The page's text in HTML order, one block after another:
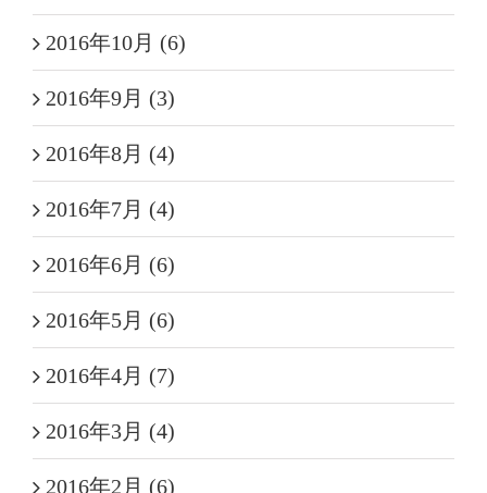
2016年10月 (6)
2016年9月 (3)
2016年8月 (4)
2016年7月 (4)
2016年6月 (6)
2016年5月 (6)
2016年4月 (7)
2016年3月 (4)
2016年2月 (6)